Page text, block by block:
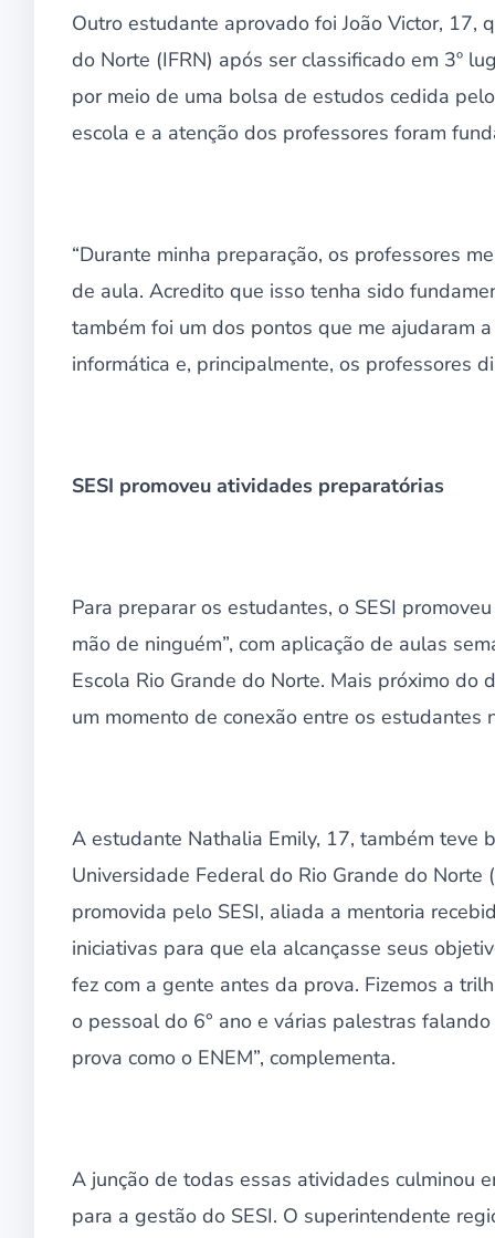
Outro estudante aprovado foi João Victor, 17,
do Norte (IFRN) após ser classificado em 3º
por meio de uma bolsa de estudos cedida
escola e a atenção dos professores foram
“Durante minha preparação, os professores
de aula. Acredito que isso tenha sido
também foi um dos pontos que me ajudaram
informática e, principalmente, os professores
SESI promoveu atividades preparatórias
Para preparar os estudantes, o SESI
mão de ninguém”, com aplicação de aulas
Escola Rio Grande do Norte. Mais próximo
um momento de conexão entre os
A estudante Nathalia Emily, 17, também teve
Universidade Federal do Rio Grande do Norte
promovida pelo SESI, aliada a mentoria
iniciativas para que ela alcançasse seus
fez com a gente antes da prova. Fizemos a
o pessoal do 6° ano e várias palestras
prova como o ENEM”, complementa.
A junção de todas essas atividades culminou
para a gestão do SESI. O superintendente